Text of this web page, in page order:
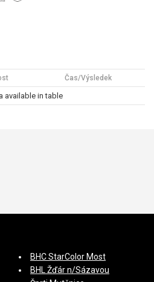
Čas/Výsledek
available in table
BHC StarColor Most
BHL Žďár n/Sázavou